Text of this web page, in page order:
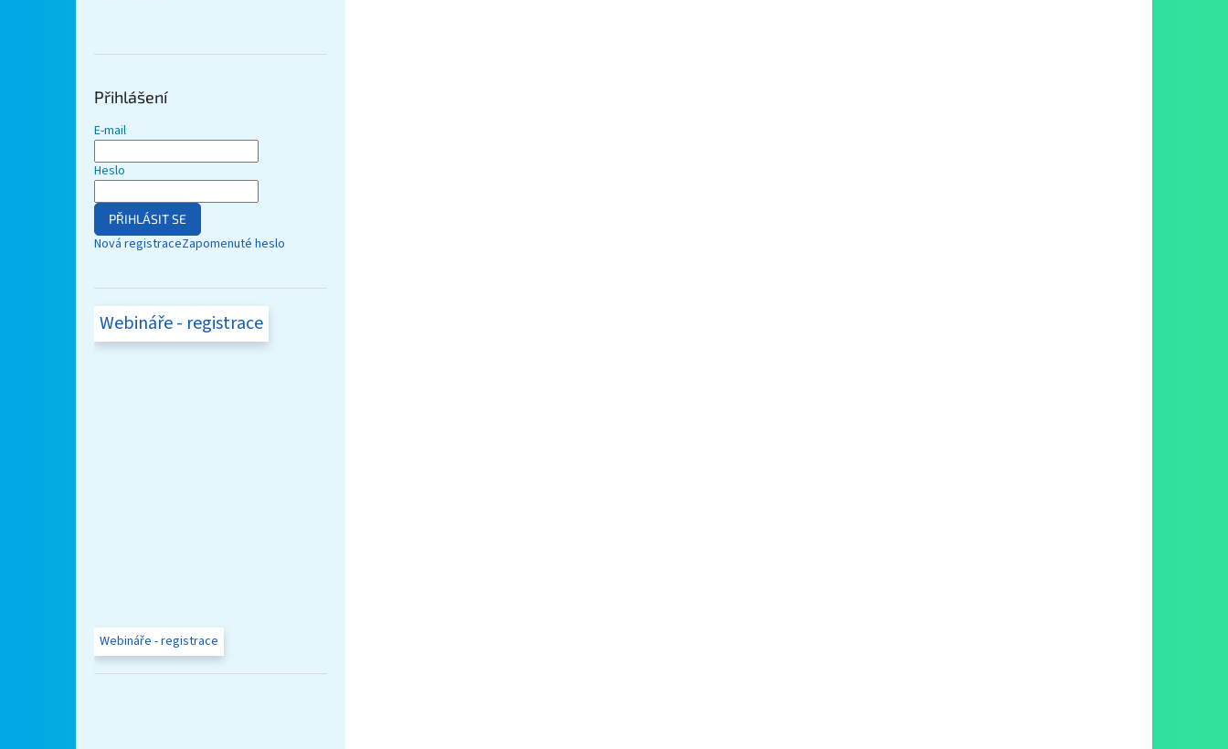
Přihlášení
E-mail
Heslo
PŘIHLÁSIT SE
Nová registraceZapomenuté heslo
Webináře - registrace
Webináře - registrace